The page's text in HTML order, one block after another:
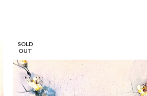
SOLD
OUT